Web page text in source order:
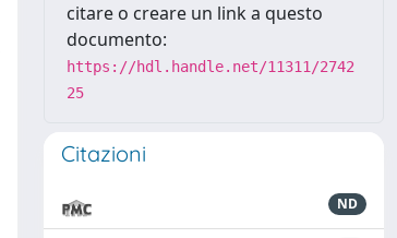
citare o creare un link a questo
documento:
https://hdl.handle.net/11311/2742
25
Citazioni
ND